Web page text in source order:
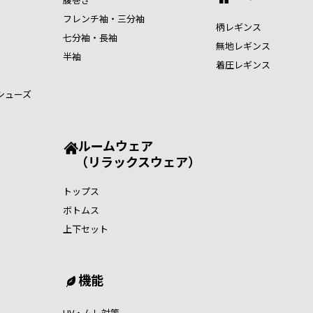
ューズ
フレンチ袖・三分袖
七分袖・長袖
半袖
柄レギンス
無地レギンス
着圧レギンス
ルームウェア
（リラックスウェア）
トップス
ボトムス
上下セット
機能